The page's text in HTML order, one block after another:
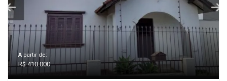
A partir de:
R$ 410.000